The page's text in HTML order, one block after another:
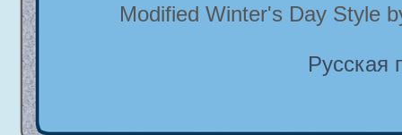
Modified Winter's Day Style
Русская